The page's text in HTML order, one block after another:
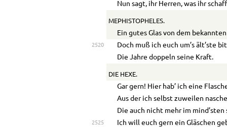
Nun sagt, ihr Herren, was ihr
MEPHISTOPHELES.
Ein gutes Glas von dem
2520
Doch muß ich euch um’s ält’ste
Die Jahre doppeln seine Kraft.
DIE HEXE.
Gar gern! Hier hab’ ich eine
Aus der ich selbst zuweilen
Die auch nicht mehr im
2525 Ich will euch gern ein Gläschen